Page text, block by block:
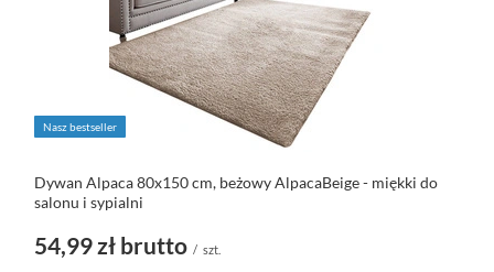
Nasz bestseller
Dywan Alpaca 80x150 cm, beżowy AlpacaBeige - miękki do
salonu i sypialni
54,99 zł brutto / szt.